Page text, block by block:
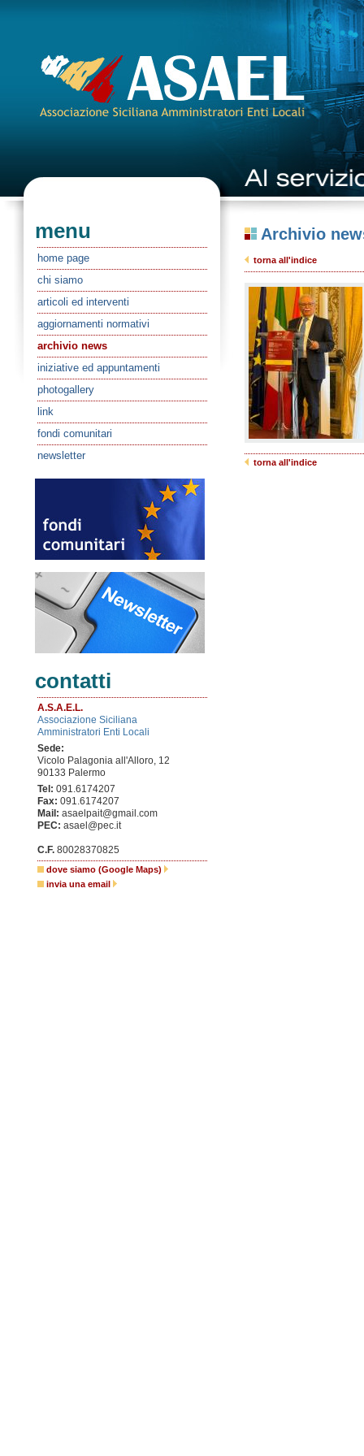
menu
home page
chi siamo
articoli ed interventi
aggiornamenti normativi
archivio news
iniziative ed appuntamenti
photogallery
link
fondi comunitari
newsletter
contatti
A.S.A.E.L.
Associazione Siciliana
Amministratori Enti Locali
Sede:
Vicolo Palagonia all'Alloro, 12
90133 Palermo
Tel: 091.6174207
Fax: 091.6174207
Mail: asaelpait@gmail.com
PEC: asael@pec.it
C.F. 80028370825
dove siamo (Google Maps)
invia una email
Archivio
torna all'indice
torna all'indice